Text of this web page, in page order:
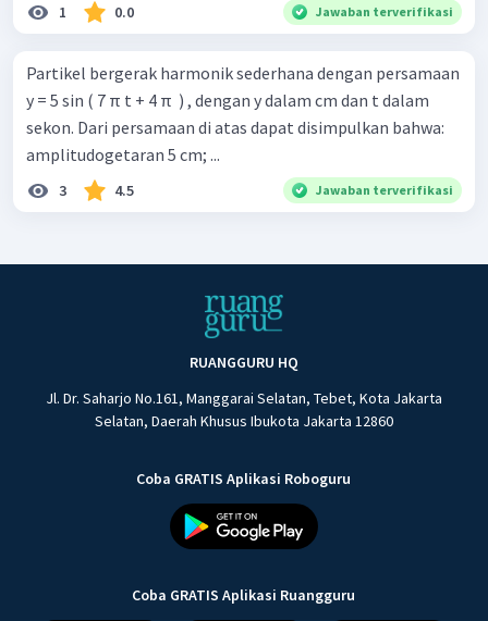
1 0.0 Jawaban terverifikasi
Partikel bergerak harmonik sederhana dengan persamaan
y = 5 sin ( 7 π t + 4 π ​ ) , dengan y dalam cm dan t dalam
sekon. Dari persamaan di atas dapat disimpulkan bahwa:
amplitudogetaran 5 cm; ...
3 4.5 Jawaban terverifikasi
RUANGGURU HQ
Jl. Dr. Saharjo No.161, Manggarai Selatan, Tebet, Kota Jakarta
Selatan, Daerah Khusus Ibukota Jakarta 12860
Coba GRATIS Aplikasi Roboguru
Coba GRATIS Aplikasi Ruangguru